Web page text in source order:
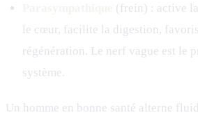
(frein) : active
le cœur, facilite la digestion,
régénération. Le nerf vague est le
système.
Un homme en bonne santé alterne